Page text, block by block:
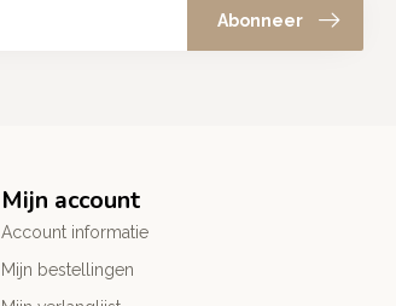
Abonneer
Mijn account
Account informatie
Mijn bestellingen